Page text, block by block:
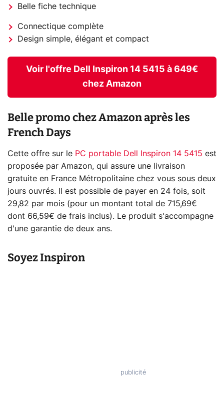
Belle fiche technique
Connectique complète
Design simple, élégant et compact
Voir l'offre Dell Inspiron 14 5415 à 649€
chez Amazon
Belle promo chez Amazon après les
French Days
Cette offre sur le PC portable Dell Inspiron 14 5415 est
proposée par Amazon, qui assure une livraison
gratuite en France Métropolitaine chez vous sous deux
jours ouvrés. Il est possible de payer en 24 fois, soit
29,82 par mois (pour un montant total de 715,69€
dont 66,59€ de frais inclus). Le produit s'accompagne
d'une garantie de deux ans.
Soyez Inspiron